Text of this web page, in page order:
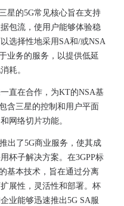
星的5G常见核心旨在支持
包流，使用户能够体验稳
选择性地采用SA和/或NSA
业务的服务，以提供低延
耗。
直在合作，为KT的NSA基
含三星的控制和用户平面
网络切片功能。
出了5G商业服务，使其成
杯子解决方案。在3GPP标
基本技术，旨在通过分离
展性，灵活性和部署。杯
业能够迅速推出5G SA服